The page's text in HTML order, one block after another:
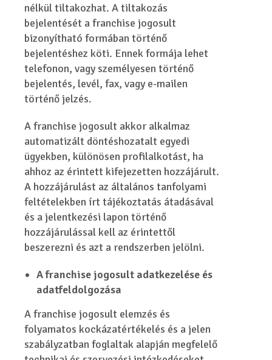
nélkül tiltakozhat. A tiltakozás
bejelentését a franchise jogosult
bizonyítható formában történő
bejelentéshez köti. Ennek formája lehet
telefonon, vagy személyesen történő
bejelentés, levél, fax, vagy e-mailen
történő jelzés.
A franchise jogosult akkor alkalmaz
automatizált döntéshozatalt egyedi
ügyekben, különösen profilalkotást, ha
ahhoz az érintett kifejezetten hozzájárult.
A hozzájárulást az általános tanfolyami
feltételekben írt tájékoztatás átadásával
és a jelentkezési lapon történő
hozzájárulással kell az érintettől
beszerezni és azt a rendszerben jelölni.
A franchise jogosult adatkezelése és
adatfeldolgozása
A franchise jogosult elemzés és
folyamatos kockázatértékelés és a jelen
szabályzatban foglaltak alapján megfelelő